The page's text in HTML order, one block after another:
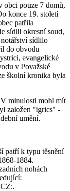
obci pouze 7 domů,
konce 19. století
patřila
sídlil okresní soud,
notářství sídlilo
do obvodu
evangelické
v Považské
školní kronika byla
minulosti mohl mít
založen "igrics" -
umění.
patří k typu těsnění
1884.
nohách